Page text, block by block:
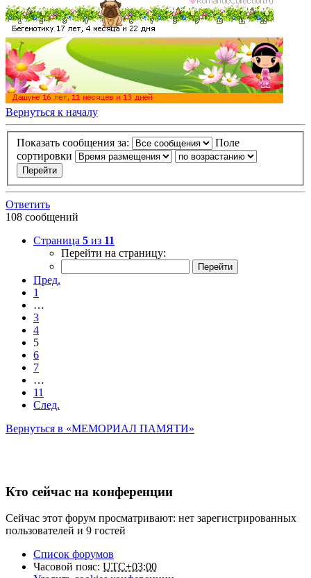
Вернуться к началу
Показать сообщения за:
Поле
сортировки
Ответить
108 сообщений
Страница 5 из 11
Перейти на страницу:
Пред.
1
…
3
4
5
6
7
…
11
След.
Вернуться в «МЕМОРИАЛ ПАМЯТИ»
Кто сейчас на конференции
Сейчас этот форум просматривают: нет зарегистрированных
пользователей и 9 гостей
Список форумов
Часовой пояс: UTC+03:00